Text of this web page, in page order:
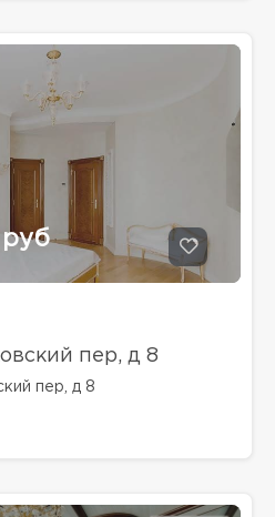
руб
пер, д 8
пер, д 8